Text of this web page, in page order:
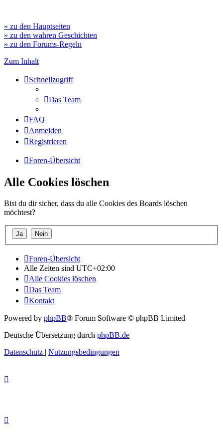
» zu den Hauptseiten
» zu den wahren Geschichten
» zu den Forums-Regeln
Zum Inhalt
Schnellzugriff
Das Team
FAQ
Anmelden
Registrieren
Foren-Übersicht
Alle Cookies löschen
Bist du dir sicher, dass du alle Cookies des Boards löschen
möchtest?
Foren-Übersicht
Alle Zeiten sind UTC+02:00
Alle Cookies löschen
Das Team
Kontakt
Powered by phpBB® Forum Software © phpBB Limited
Deutsche Übersetzung durch phpBB.de
Datenschutz | Nutzungsbedingungen